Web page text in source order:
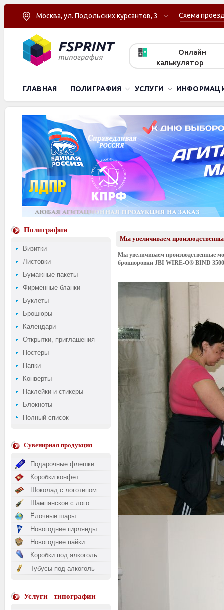
Москва, ул. Подольских курсантов, 3 Схема
Онлайн
калькулятор
ГЛАВНАЯ ПОЛИГРАФИЯ УСЛУГИ
Полиграфия
Визитки
Листовки
Бумажные пакеты
Фирменные бланки
Буклеты
Брошюры
Календари
Открытки, приглашения
Постеры
Папки
Конверты
Наклейки и стикеры
Блокноты
Полный список
Сувенирная продукция
Подарочные флешки
Коробки конфет
Шоколад с логотипом
Шампанское с лого
Ёлочные шары
Новогодние гирлянды
Новогодние пайки
Коробки под алкоголь
Тубусы под алкоголь
Услуги типографии
Мы увеличиваем
Мы увеличиваем производственные
брошюровки JBI WIRE-O® BIND 3500